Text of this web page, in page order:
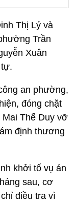
Thị Lý và
Trần
Xuân
an phường,
đóng chặt
Thế Duy vỡ
định thương
khởi tố vụ án
sau, cơ
điều tra vì